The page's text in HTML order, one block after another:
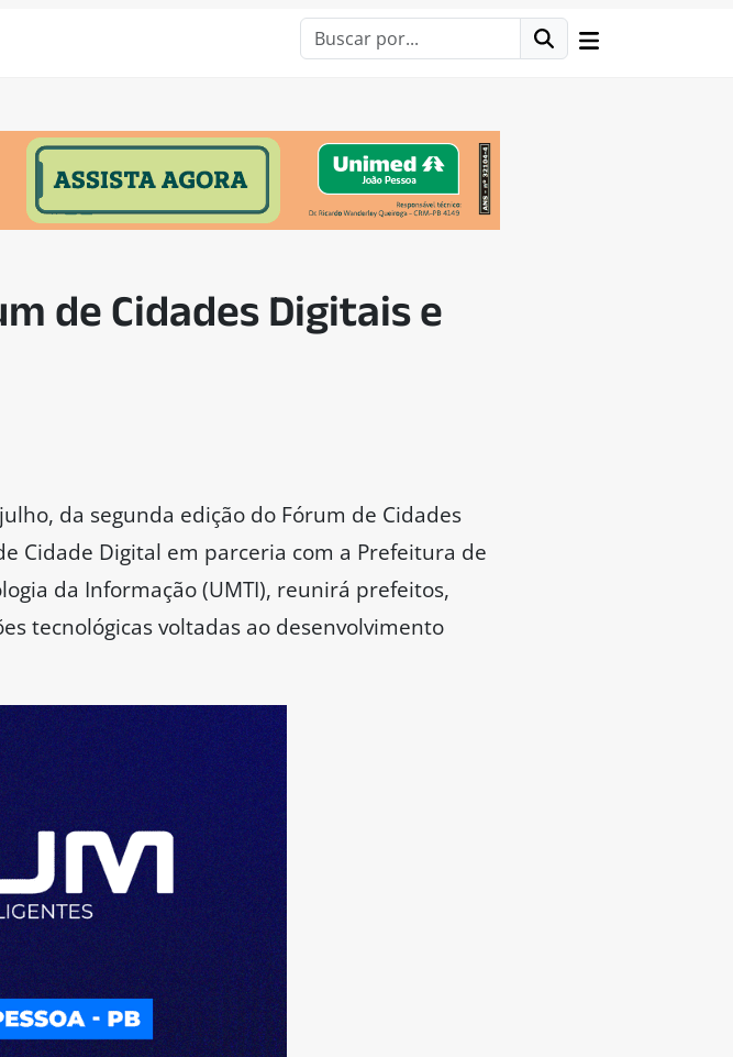
de Cidades Digitais e
da segunda edição do Fórum de Cidades
Cidade Digital em parceria com a Prefeitura de
da Informação (UMTI), reunirá prefeitos,
tecnológicas voltadas ao desenvolvimento